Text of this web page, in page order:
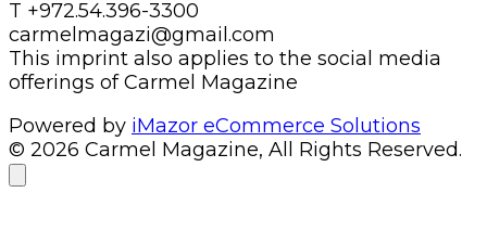
T +972.54.396-3300
carmelmagazi@gmail.com
This imprint also applies to the social media
offerings of Carmel Magazine
Powered by iMazor eCommerce Solutions
© 2026 Carmel Magazine, All Rights Reserved.